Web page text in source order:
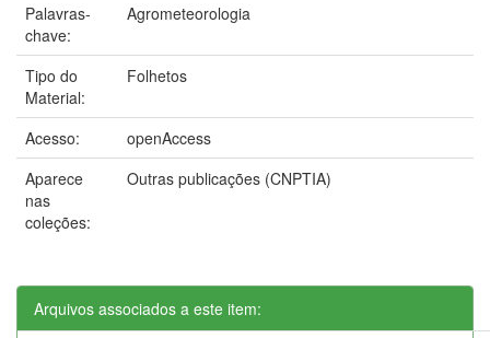
Palavras-
chave:
Agrometeorologia
Tipo do
Material:
Folhetos
Acesso:
openAccess
Aparece
nas
coleções:
Outras publicações (CNPTIA)
Arquivos associados a este item: